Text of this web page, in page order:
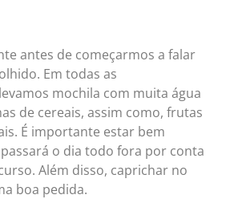
antes de começarmos a falar
Em todas as
mochila com muita água
de cereais, assim como, frutas
É importante estar bem
o dia todo fora por conta
Além disso, caprichar no
boa pedida.